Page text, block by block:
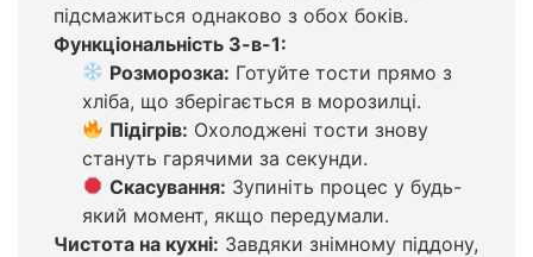
підсмажиться однаково з обох боків.
Функціональність 3-в-1:
Розморозка: Готуйте тости прямо з
хліба, що зберігається в морозилці.
Підігрів: Охолоджені тости знову
стануть гарячими за секунди.
Скасування: Зупиніть процес у будь-
який момент, якщо передумали.
Чистота на кухні: Завдяки знімному піддону,